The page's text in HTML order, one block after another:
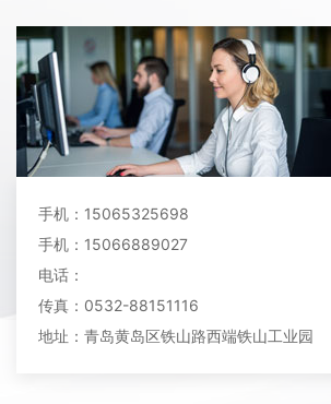
手机：15065325698
手机：15066889027
电话：
传真：0532-88151116
地址：青岛黄岛区铁山路西端铁山工业园